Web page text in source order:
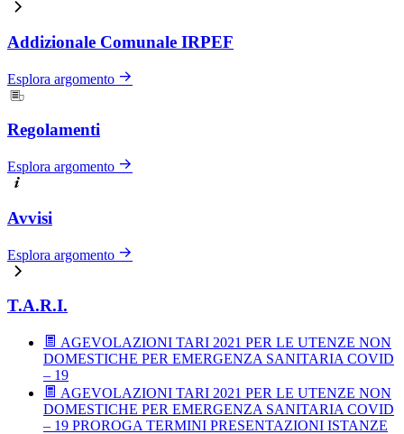
Addizionale Comunale IRPEF
Esplora argomento
Regolamenti
Esplora argomento
Avvisi
Esplora argomento
T.A.R.I.
AGEVOLAZIONI TARI 2021 PER LE UTENZE NON
DOMESTICHE PER EMERGENZA SANITARIA COVID
– 19
AGEVOLAZIONI TARI 2021 PER LE UTENZE NON
DOMESTICHE PER EMERGENZA SANITARIA COVID
– 19 PROROGA TERMINI PRESENTAZIONI ISTANZE